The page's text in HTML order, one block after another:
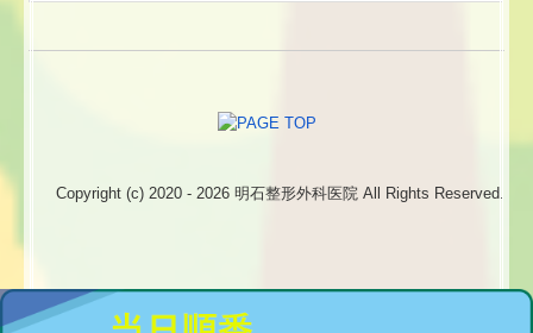
Copyright (c) 2020 - 2026 明石整形外科医院 All Rights Reserved.